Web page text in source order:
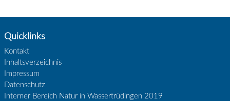
Quicklinks
Kontakt
Inhaltsverzeichnis
Impressum
Datenschutz
Interner Bereich Natur in Wassertrüdingen 2019